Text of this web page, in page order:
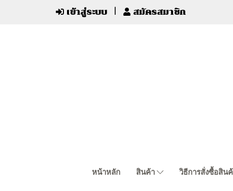
เข้าสู่ระบบ สมัครสมาชิก
หน้าหลัก สินค้า วิธีการสั่งซื้อสิน